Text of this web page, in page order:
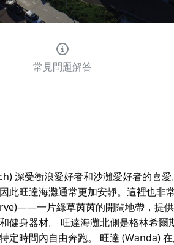
常見問題解答
深受衝浪愛好者和沙灘愛好者的喜
此旺達海灘通常更加安靜。這裡也非
一片綠草茵茵的開闊地帶，提供
健身器材。 旺達海灘北側是格林希
定時間內自由奔跑。 旺達 (Wanda)